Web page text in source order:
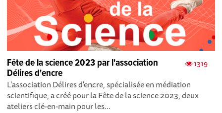
1319
Fête de la science 2023 par l'association
Délires d'encre
L'association Délires d'encre, spécialisée en médiation
scientifique, a créé pour la Fête de la science 2023, deux
ateliers clé-en-main pour les...